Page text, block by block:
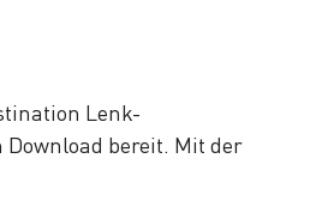
Lenk-
Download bereit. Mit der